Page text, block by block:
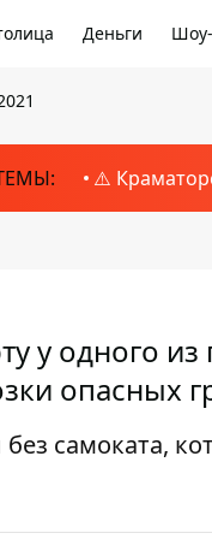
Деньги
⚠️
у одного из
опасных
без самоката,